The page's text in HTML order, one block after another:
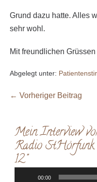
Grund dazu hatte. Alles
sehr wohl.
Mit freundlichen Grüssen
Abgelegt unter:
← Vorheriger Beitrag
Mein Interview
Radio StHörfunk
12"
00:00